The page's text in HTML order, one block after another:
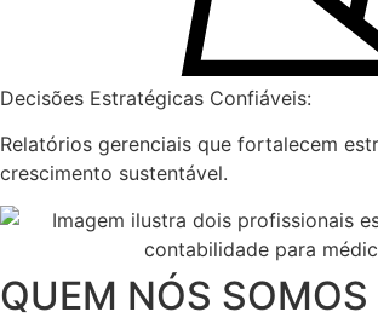
Decisões Estratégicas Confiáveis:
Relatórios gerenciais que fortalecem
crescimento sustentável.
QUEM NÓS SOMOS